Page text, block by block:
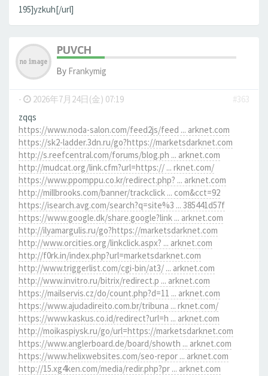
195]yzkuh[/url]
PUVCH
By Frankymig
- 2026年7月24日(金) 07:19
#363
zqqs
https://www.noda-salon.com/feed2js/feed ... arknet.com
https://sk2-ladder.3dn.ru/go?https://marketsdarknet.com
http://s.reefcentral.com/forums/blog.ph ... arknet.com
http://mudcat.org/link.cfm?url=https:// ... rknet.com/
https://www.ppomppu.co.kr/redirect.php? ... arknet.com
http://millbrooks.com/banner/trackclick ... com&cct=92
https://isearch.avg.com/search?q=site%3 ... 385441d57f
https://www.google.dk/share.google?link ... arknet.com
http://ilyamargulis.ru/go?https://marketsdarknet.com
http://www.orcities.org/linkclick.aspx? ... arknet.com
http://f0rk.in/index.php?url=marketsdarknet.com
http://www.triggerlist.com/cgi-bin/at3/ ... arknet.com
http://www.invitro.ru/bitrix/redirect.p ... arknet.com
https://mailservis.cz/do/count.php?d=11 ... arknet.com
https://www.ajudadireito.com.br/tribuna ... rknet.com/
https://www.kaskus.co.id/redirect?url=h ... arknet.com
http://moikaspiysk.ru/go/url=https://marketsdarknet.com
https://www.anglerboard.de/board/showth ... arknet.com
https://www.helixwebsites.com/seo-repor ... arknet.com
http://15.xg4ken.com/media/redir.php?pr ... arknet.com